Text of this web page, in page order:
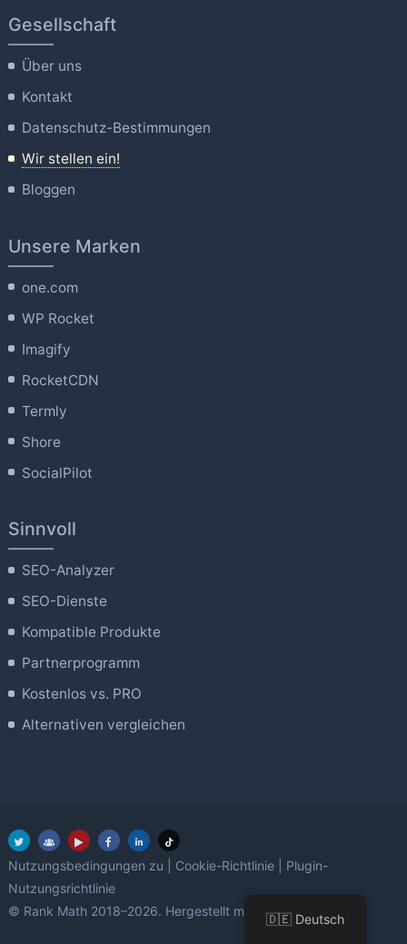
Gesellschaft
Über uns
Kontakt
Datenschutz-Bestimmungen
Wir stellen ein!
Bloggen
Unsere Marken
one.com
WP Rocket
Imagify
RocketCDN
Termly
Shore
SocialPilot
Sinnvoll
SEO-Analyzer
SEO-Dienste
Kompatible Produkte
Partnerprogramm
Kostenlos vs. PRO
Alternativen vergleichen
Nutzungsbedingungen zu Cookie-Richtlinie
Plugin-
Nutzungsrichtlinie
© Rank Math 2018–2026. Hergestellt mit
Liebe
mit WordPress.
🇩🇪 Deutsch